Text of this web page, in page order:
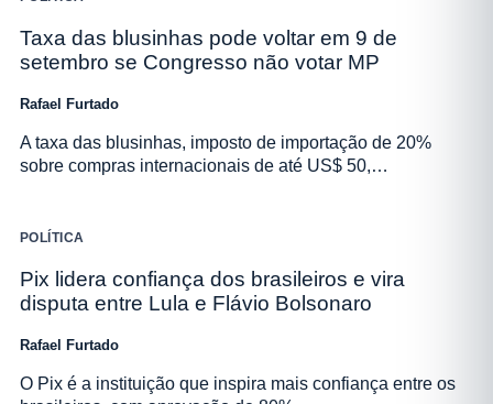
Taxa das blusinhas pode voltar em 9 de
setembro se Congresso não votar MP
Rafael Furtado
A taxa das blusinhas, imposto de importação de 20%
sobre compras internacionais de até US$ 50,…
POLÍTICA
Pix lidera confiança dos brasileiros e vira
disputa entre Lula e Flávio Bolsonaro
Rafael Furtado
O Pix é a instituição que inspira mais confiança entre os